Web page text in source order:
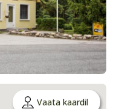
Vaata kaardil